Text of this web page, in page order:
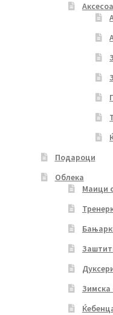
Подароци
Облека
Маици
Зимска